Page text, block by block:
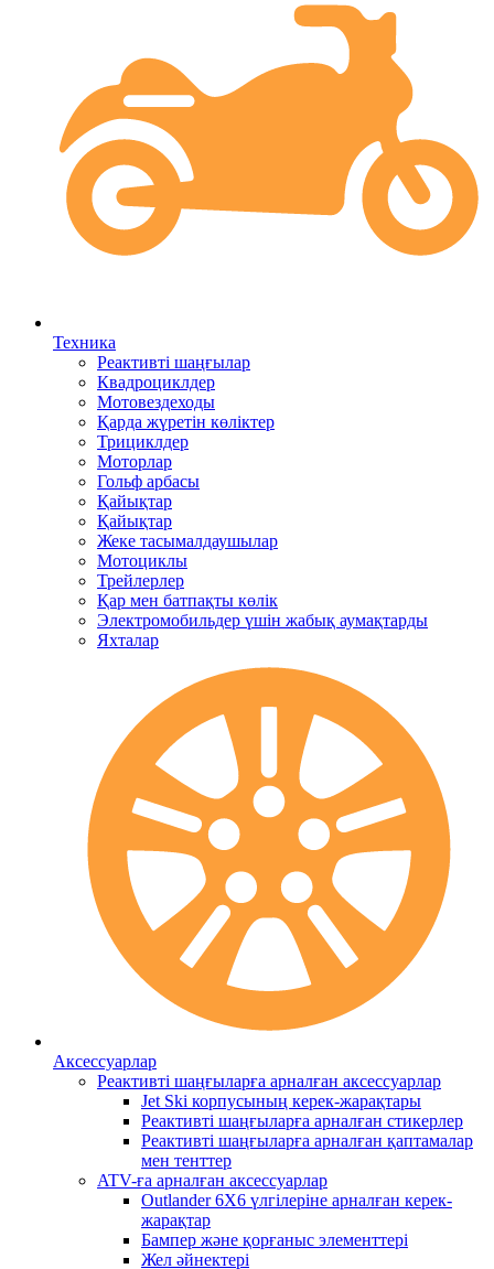
Техника
Реактивті шаңғылар
Квадроциклдер
Мотовездеходы
Қарда жүретін көліктер
Трициклдер
Моторлар
Гольф арбасы
Қайықтар
Қайықтар
Жеке тасымалдаушылар
Мотоциклы
Трейлерлер
Қар мен батпақты көлік
Электромобильдер үшін жабық аумақтарды
Яхталар
Аксессуарлар
Реактивті шаңғыларға арналған аксессуарлар
Jet Ski корпусының керек-жарақтары
Реактивті шаңғыларға арналған стикерлер
Реактивті шаңғыларға арналған қаптамалар
мен тенттер
ATV-ға арналған аксессуарлар
Outlander 6X6 үлгілеріне арналған керек-
жарақтар
Бампер және қорғаныс элементтері
Жел әйнектері